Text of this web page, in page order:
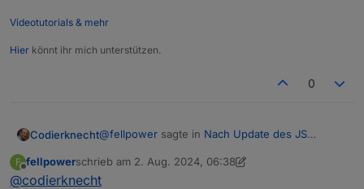
Datenpunkt schreibend:
Videotutorials & mehr
Hier könnt ihr mich unterstützen.
0
Codierknecht@fellpower sagte in Nach Update des JS
F
Offline
fellpowerschrieb am 2. Aug. 2024, 06:38
zuletzt editiert von fellpower8. Feb. 2024, 08:41
@codierknecht